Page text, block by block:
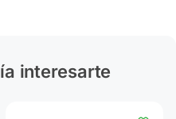
interesarte